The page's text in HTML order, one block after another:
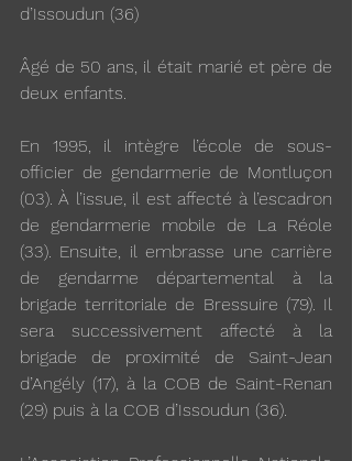
d’Issoudun (36)
Âgé de 50 ans, il était marié et père de
deux enfants.
En 1995, il intègre l’école de sous-
officier de gendarmerie de Montluçon
(03). À l’issue, il est affecté à l’escadron
de gendarmerie mobile de La Réole
(33). Ensuite, il embrasse une carrière
de gendarme départemental à la
brigade territoriale de Bressuire (79). Il
sera successivement affecté à la
brigade de proximité de Saint-Jean
d’Angély (17), à la COB de Saint-Renan
(29) puis à la COB d’Issoudun (36).